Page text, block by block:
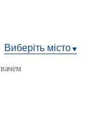
Виберіть місто